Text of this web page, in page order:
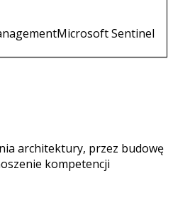
Microsoft Sentinel
architektury, przez budowę
kompetencji